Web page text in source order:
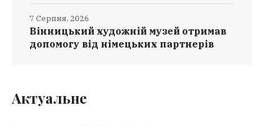
Вінницький художній музей отримав
допомогу від німецьких партнерів
7 Серпня, 2026
Актуальне